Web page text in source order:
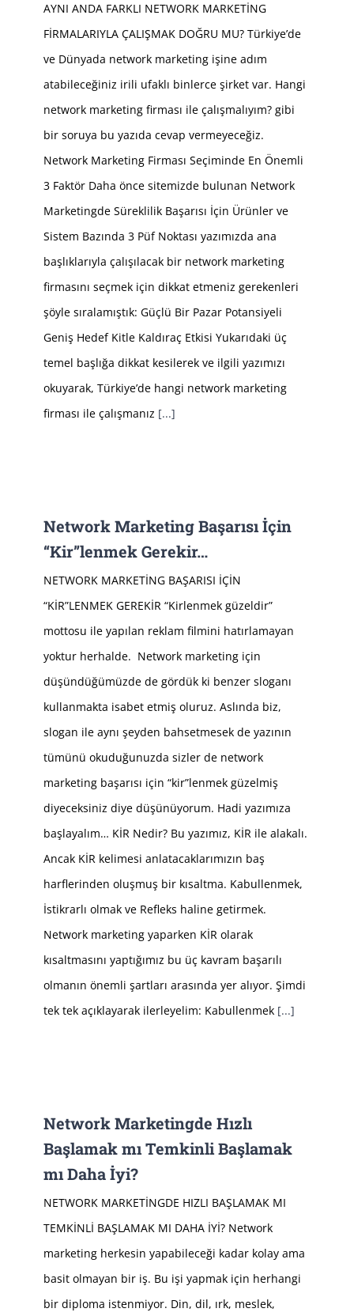
AYNI ANDA FARKLI NETWORK MARKETİNG
FİRMALARIYLA ÇALIŞMAK DOĞRU MU? Türkiye’de
ve Dünyada network marketing işine adım
atabileceğiniz irili ufaklı binlerce şirket var. Hangi
network marketing firması ile çalışmalıyım? gibi
bir soruya bu yazıda cevap vermeyeceğiz.
Network Marketing Firması Seçiminde En Önemli
3 Faktör Daha önce sitemizde bulunan Network
Marketingde Süreklilik Başarısı İçin Ürünler ve
Sistem Bazında 3 Püf Noktası yazımızda ana
başlıklarıyla çalışılacak bir network marketing
firmasını seçmek için dikkat etmeniz gerekenleri
şöyle sıralamıştık: Güçlü Bir Pazar Potansiyeli
Geniş Hedef Kitle Kaldıraç Etkisi Yukarıdaki üç
temel başlığa dikkat kesilerek ve ilgili yazımızı
okuyarak, Türkiye’de hangi network marketing
firması ile çalışmanız [...]
Network Marketing Başarısı İçin
“Kir”lenmek Gerekir…
NETWORK MARKETİNG BAŞARISI İÇİN
“KİR”LENMEK GEREKİR “Kirlenmek güzeldir”
mottosu ile yapılan reklam filmini hatırlamayan
yoktur herhalde. Network marketing için
düşündüğümüzde de gördük ki benzer sloganı
kullanmakta isabet etmiş oluruz. Aslında biz,
slogan ile aynı şeyden bahsetmesek de yazının
tümünü okuduğunuzda sizler de network
marketing başarısı için “kir”lenmek güzelmiş
diyeceksiniz diye düşünüyorum. Hadi yazımıza
başlayalım… KİR Nedir? Bu yazımız, KİR ile alakalı.
Ancak KİR kelimesi anlatacaklarımızın baş
harflerinden oluşmuş bir kısaltma. Kabullenmek,
İstikrarlı olmak ve Refleks haline getirmek.
Network marketing yaparken KİR olarak
kısaltmasını yaptığımız bu üç kavram başarılı
olmanın önemli şartları arasında yer alıyor. Şimdi
tek tek açıklayarak ilerleyelim: Kabullenmek [...]
Network Marketingde Hızlı
Başlamak mı Temkinli Başlamak
mı Daha İyi?
NETWORK MARKETİNGDE HIZLI BAŞLAMAK MI
TEMKİNLİ BAŞLAMAK MI DAHA İYİ? Network
marketing herkesin yapabileceği kadar kolay ama
basit olmayan bir iş. Bu işi yapmak için herhangi
bir diploma istenmiyor. Din, dil, ırk, meslek,